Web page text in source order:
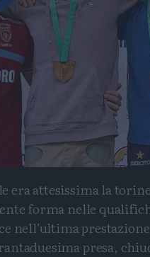
era attesissima la
forma nelle
nell’ultima
presa,